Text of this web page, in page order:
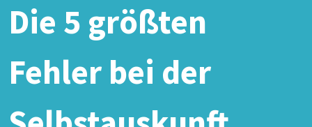
Die 5 größten
Fehler bei der